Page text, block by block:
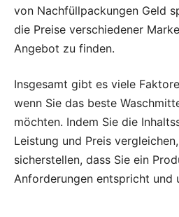
von Nachfüllpackungen Geld
die Preise verschiedener
Angebot zu finden.
Insgesamt gibt es viele
wenn Sie das beste
möchten. Indem Sie die
Leistung und Preis
sicherstellen, dass Sie ein
Anforderungen entspricht und